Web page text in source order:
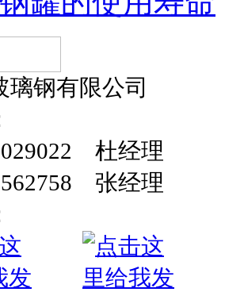
璃钢有限公司
杜经理
张经理